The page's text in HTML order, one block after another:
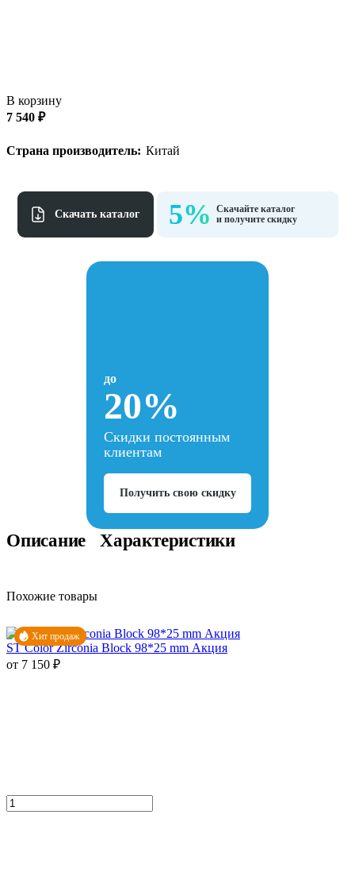
В корзину
7 540 ₽
Страна производитель: Китай
Cкачать каталог 5%
Скачайте каталог
и получите скидку
до
20%
Скидки постоянным
клиентам
Получить свою скидку
Описание Характеристики
Похожие товары
Хит продаж
ST Color Zirconia Block 98*25 mm Акция
от 7 150 ₽